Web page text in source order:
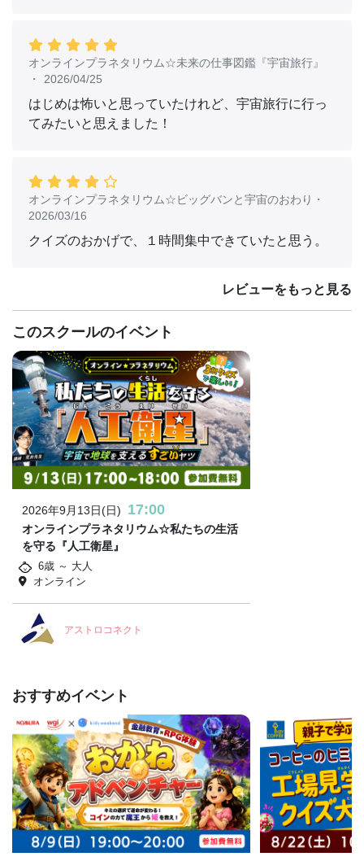
オンラインプラネタリウム☆未来の仕事図鑑『宇宙旅行』
・ 2026/04/25
はじめは怖いと思っていたけれど、宇宙旅行に行っ
てみたいと思えました！
オンラインプラネタリウム☆ビッグバンと宇宙のおわり ・
2026/03/16
クイズのおかげで、１時間集中できていたと思う。
レビューをもっと見る
このスクールのイベント
2026年9月13日(日) 17:00
オンラインプラネタリウム☆私たちの生活
を守る『人工衛星』
6歳 ～ 大人
オンライン
アストロコネクト
おすすめイベント